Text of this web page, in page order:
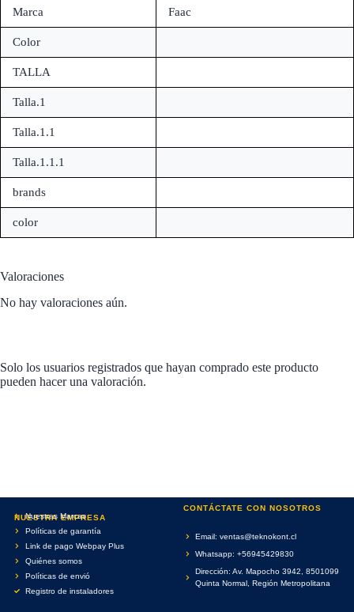
Marca Faac
Color
TALLA
Talla.1
Talla.1.1
Talla.1.1.1
brands
color
Valoraciones
No hay valoraciones aún.
Solo los usuarios registrados que hayan comprado este producto
pueden hacer una valoración.
NUESTRA EMPRESA
Nuestras Marcas
Políticas de garantía
Link de pago Webpay Plus
Quiénes somos
Políticas de envió
Registro de instaladores
CONTÁCTATE CON NOSOTROS
Email: ventas@teknokont.cl
Whatsapp: +56945429830
Dirección: Av. Mapocho 3942, 8501099
Quinta Normal, Región Metropolitana